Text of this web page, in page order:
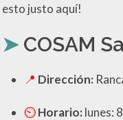
esto justo aquí!
COSAM
Dirección:
Horario: lunes: